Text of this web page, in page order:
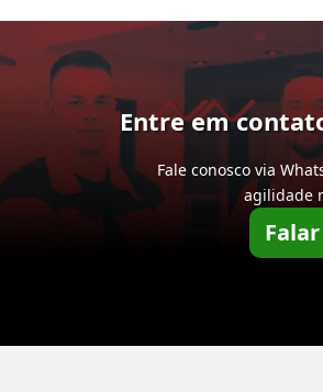
Entre em
Fale conosco via
agilidade